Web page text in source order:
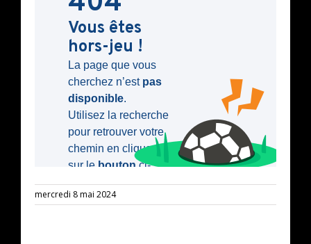
mercredi 8 mai 2024